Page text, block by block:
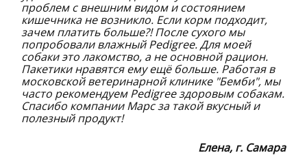
проблем с внешним видом и состоянием
кишечника не возникло. Если корм подходит,
зачем платить больше?! После сухого мы
попробовали влажный Pedigree. Для моей
собаки это лакомство, а не основной рацион.
Пакетики нравятся ему ещё больше. Работая в
московской ветеринарной клинике "Бемби", мы
часто рекомендуем Pedigree здоровым собакам.
Спасибо компании Марс за такой вкусный и
полезный продукт!
Елена, г. Самара